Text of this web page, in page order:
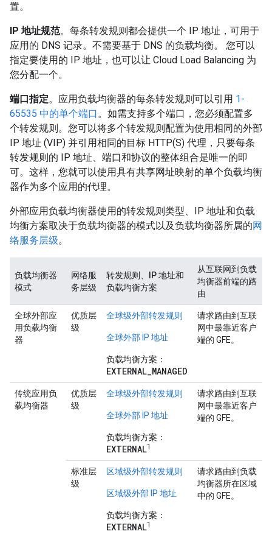
置。
IP 地址规范。每条转发规则都会提供一个 IP 地址，可用于
应用的 DNS 记录。不需要基于 DNS 的负载均衡。 您可以
指定要使用的 IP 地址，也可以让 Cloud Load Balancing 为
您分配一个。
端口指定。应用负载均衡器的每条转发规则可以引用 1-
65535 中的单个端口。如需支持多个端口，您必须配置多
个转发规则。您可以将多个转发规则配置为使用相同的外部
IP 地址 (VIP) 并引用相同的目标 HTTP(S) 代理，只要每条
转发规则的 IP 地址、端口和协议的整体组合是唯一的即
可。这样，您就可以使用具有共享网址映射的单个负载均衡
器作为多个应用的代理。
外部应用负载均衡器使用的转发规则类型、IP 地址和负载
均衡方案取决于负载均衡器的模式以及负载均衡器所属的网
络服务层级。
负载均衡器
模式
网络服
务层级
转发规则、IP 地址和
负载均衡方案
从互联网到负载
均衡器前端的路
由
全球外部应
用负载均衡
器
优质层
级
全球级外部转发规则
全球外部 IP 地址
负载均衡方案：
EXTERNAL_MANAGED
请求路由到互联
网中最靠近客户
端的 GFE。
传统应用负
载均衡器
优质层
级
全球级外部转发规则
全球外部 IP 地址
负载均衡方案：
EXTERNAL1
请求路由到互联
网中最靠近客户
端的 GFE。
标准层
级
区域级外部转发规则
区域级外部 IP 地址
负载均衡方案：
EXTERNAL1
请求路由到负载
均衡器所在区域
中的 GFE。